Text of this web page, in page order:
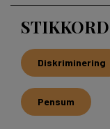
STIKKORD
Diskriminering
Pensum